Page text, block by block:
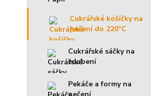
Cukrářské košíčky na
pečení do 220°C
Cukrářské sáčky na
zdobení
Pekáče a formy na